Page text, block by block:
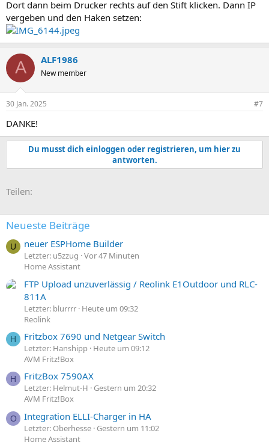
Dort dann beim Drucker rechts auf den Stift klicken. Dann IP
vergeben und den Haken setzen:
A ALF1986
New member
30 Jan. 2025 #7
DANKE!
Du musst dich einloggen oder registrieren, um hier zu
antworten.
Teilen:
Neueste Beiträge
U neuer ESPHome Builder
Letzter: u5zzug Vor 47 Minuten
Home Assistant
FTP Upload unzuverlässig / Reolink E1Outdoor und RLC-
811A
Letzter: blurrrr Heute um 09:32
Reolink
H Fritzbox 7690 und Netgear Switch
Letzter: Hanshipp Heute um 09:12
AVM Fritz!Box
H FritzBox 7590AX
Letzter: Helmut-H
Gestern um 20:32
AVM Fritz!Box
O Integration ELLI-Charger in HA
Letzter: Oberhesse Gestern um 11:02
Home Assistant